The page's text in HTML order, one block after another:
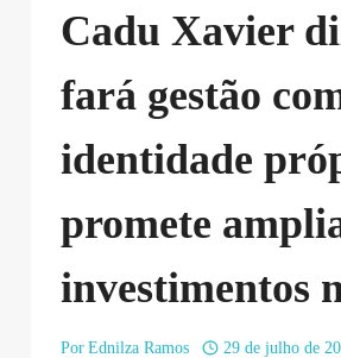
Cadu Xavier
fará gestão
identidade
promete
investimentos
Por Ednilza Ramos
29 de julho de